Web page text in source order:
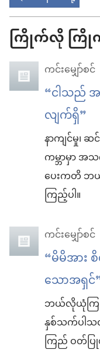
ကြိုက်လို ကြိုက်င
ကင်းမျှော်စင်
“ငါသည်
လျက်ရှိ”
နာကျင်မှု၊
ကမ္ဘာမှာ အ
ပေးကတိ ဘ
ကြည့်ပါ။
ကင်းမျှော်စင်
“မိမိအာ
သောအရှင်
ဘယ်လိုယုံကြည်
နှစ်သက်ပါ
ကြည် ဝတ်